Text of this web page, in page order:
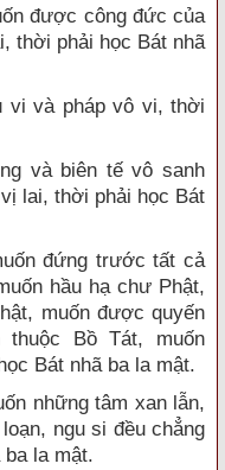
được công đức của
thời phải học Bát nhã
vi và pháp vô vi, thời
và biên tế vô sanh
lai, thời phải học Bát
đứng trước tất cả
hầu hạ chư Phật,
muốn được quyến
Bồ Tát, muốn
Bát nhã ba la mật.
những tâm xan lẫn,
ngu si đều chẳng
la mật.